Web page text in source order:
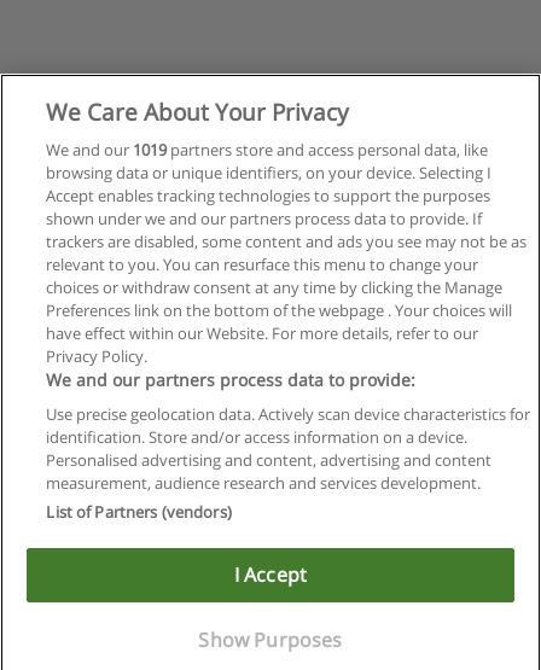
Regras de uso
Privacidade de dados
Entrar em contato com Educaedu
Copyright © Educaedu Business S.L. - CIF : B-95610580: -
We Care About Your Privacy
We and our 1019partners store and access personal data, like
browsing data or unique identifiers, on your device. Selecting I
Accept enables tracking technologies to support the purposes
shown under we and our partners process data to provide. If
trackers are disabled, some content and ads you see may not be as
relevant to you. You can resurface this menu to change your
choices or withdraw consent at any time by clicking the Manage
Preferences link on the bottom of the webpage . Your choices will
have effect within our Website. For more details, refer to our
Privacy Policy.
We and our partners process data to provide:
Use precise geolocation data. Actively scan device characteristics for
identification. Store and/or access information on a device.
Personalised advertising and content, advertising and content
measurement, audience research and services development.
List of Partners (vendors)
I Accept
Show Purposes